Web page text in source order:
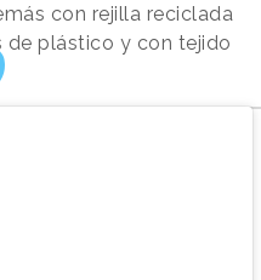
con rejilla reciclada
de plástico y con tejido